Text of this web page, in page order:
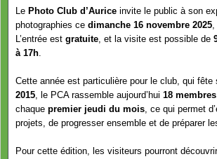
Le Photo Club d’Aurice invite le public à son
photographies ce dimanche 16 novembre 2025,
L’entrée est gratuite, et la visite est possible de
à 17h.
Cette année est particulière pour le club, qui fête
2015, le PCA rassemble aujourd’hui 18 membres
chaque premier jeudi du mois, ce qui permet
projets, de progresser ensemble et de préparer
Pour cette édition, les visiteurs pourront